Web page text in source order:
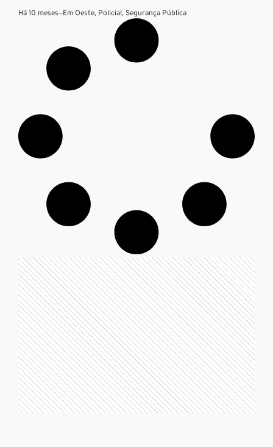
Há 10 meses—EmOeste, Policial, Segurança Pública